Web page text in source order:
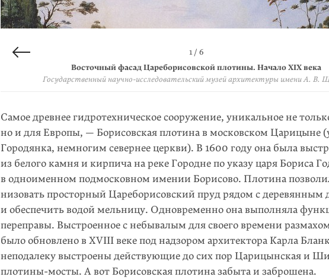
1 / 6
Восточный фасад Цареборисовской плотины. Начало XIX века
Государственный научно-исследовательский музей архитектуры имени А. В.
2 / 6
Профиль Цареборисовской плотины. Чертеж начала XIX века
Государственный научно-исследовательский музей архитектуры имени А. В.
3 / 6
Профиль Цареборисовской плотины: «Как должно оную исправить». Чертеж
Государственный научно-исследовательский музей архитектуры имени А. В.
4 / 6
Общий вид Борисовской плотины
© «Архнадзор»
5 / 6
Участки первоначальной годуновской кладки
© «Архнадзор»
6 / 6
Реставрация нижних блоков подпорных стен
© «Архнадзор»
Самое древнее гидротехническое сооружение, уникальное не
но и для Европы, — Борисовская плотина в московском Царицыне
Городянка, немногим севернее церкви). В 1600 году она была
из белого камня и кирпича на реке Городне по указу царя Бориса
в одноименном подмосковном имении Борисово. Плотина
низовать просторный Цареборисовский пруд рядом с деревянным
и обеспечить водой мельницу. Одновременно она выполняла
переправы. Выстроенное с небывалым для своего времени
было обновлено в XVIII веке под надзором архитектора Карла
неподалеку выстроены действующие до сих пор Царицынская и
плотины-мосты. А вот Борисовская плотина забыта и заброшена.